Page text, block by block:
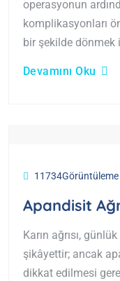
operasyonun
komplikasyonları
bir şekilde dönmek
Devamını Oku
11734Görüntüleme
Apandisit
Karın ağrısı,
şikâyettir; ancak
dikkat edilmesi